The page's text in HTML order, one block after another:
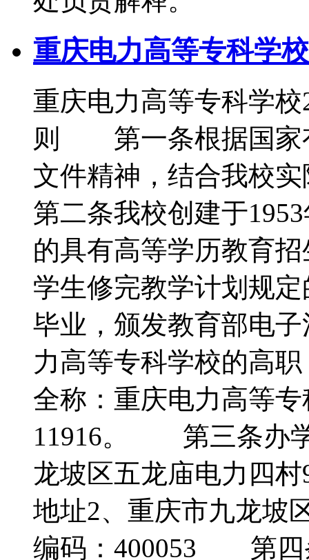
重庆电力高等专科学
重庆电力高等专科学
则 第一条根据国家
文件精神，结合我
第二条我校创建于
的具有高等学历教育
学生修完教学计划规
毕业，颁发教育部电
力高等专科学校的高
全称：重庆电力高等
11916。 第三条办
龙坡区五龙庙电力
地址2、重庆市九龙
编码：400053 第四